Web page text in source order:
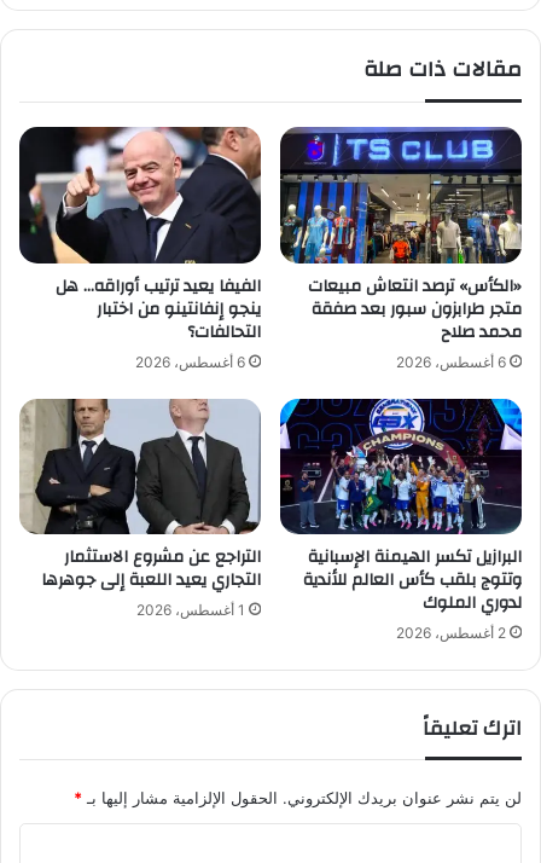
ة
ف
ل
ي
ة
ت
ج
ز
ا
ي
ب
و
غ
)
د
ع
ل
أ
ض
ر
ت
ت
ح
ق
ك
ل
إ
ة
مقالات ذات صلة
«الكأس» ترصد انتعاش مبيعات
متجر طرابزون سبور بعد صفقة
محمد صلاح
6 أغسطس، 2026
الفيفا يعيد ترتيب أوراقه… هل
ينجو إنفانتينو من اختبار
التحالفات؟
6 أغسطس، 2026
البرازيل تكسر الهيمنة الإسبانية
وتتوج بلقب كأس العالم للأندية
لدوري الملوك
2 أغسطس، 2026
التراجع عن مشروع الاستثمار
التجاري يعيد اللعبة إلى جوهرها
1 أغسطس، 2026
اترك تعليقاً
لن يتم نشر عنوان بريدك الإلكتروني. الحقول الإلزامية مشار إليها بـ*